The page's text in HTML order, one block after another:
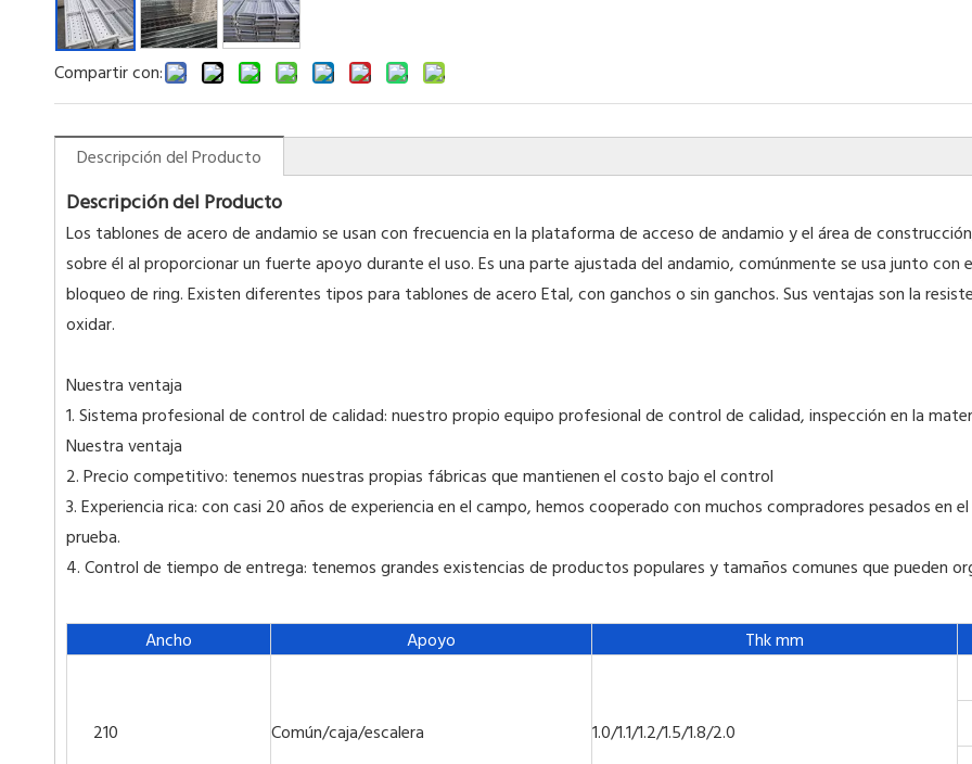
Compartir con:
Descripción del Producto
Descripción del Producto
Los tablones de acero de andamio se usan con frecuencia en la plataforma de acceso de andamio y el área de
sobre él al proporcionar un fuerte apoyo durante el uso. Es una parte ajustada del andamio, comúnmente se usa junto
bloqueo de ring. Existen diferentes tipos para tablones de acero Etal, con ganchos o sin ganchos. Sus ventajas son la
oxidar.
Nuestra ventaja
1. Sistema profesional de control de calidad: nuestro propio equipo profesional de control de calidad, inspección en la
Nuestra ventaja
2. Precio competitivo: tenemos nuestras propias fábricas que mantienen el costo bajo el control
3. Experiencia rica: con casi 20 años de experiencia en el campo, hemos cooperado con muchos compradores pesados ​​en
prueba.
4. Control de tiempo de entrega: tenemos grandes existencias de productos populares y tamaños comunes que pueden
Ancho Apoyo Thk mm
210 Común/caja/escalera 1.0/1.1/1.2/1.5/1.8/2.0